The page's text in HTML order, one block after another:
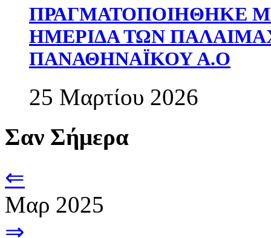
ΠΡΑΓΜΑΤΟΠΟΙΗΘΗΚΕ
ΗΜΕΡΙΔΑ ΤΩΝ
ΠΑΝΑΘΗΝΑΪΚΟΥ Α.Ο
25 Μαρτίου 2026
Σαν Σήμερα
⇐
Μαρ 2025
⇒